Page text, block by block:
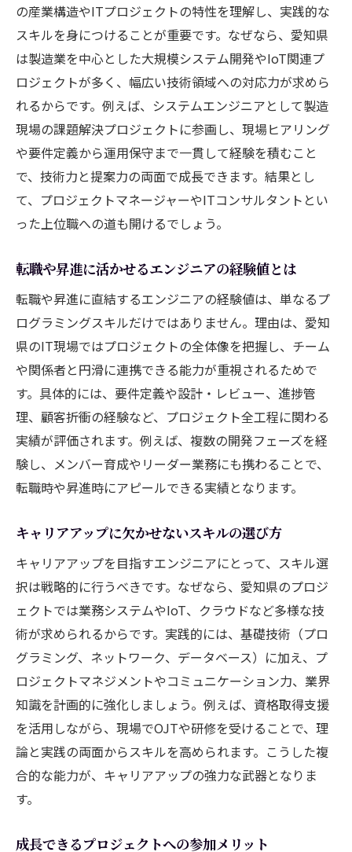
の産業構造やITプロジェクトの特性を理解し、実践的な
スキルを身につけることが重要です。なぜなら、愛知県
は製造業を中心とした大規模システム開発やIoT関連プ
ロジェクトが多く、幅広い技術領域への対応力が求めら
れるからです。例えば、システムエンジニアとして製造
現場の課題解決プロジェクトに参画し、現場ヒアリング
や要件定義から運用保守まで一貫して経験を積むこと
で、技術力と提案力の両面で成長できます。結果とし
て、プロジェクトマネージャーやITコンサルタントとい
った上位職への道も開けるでしょう。
転職や昇進に活かせるエンジニアの経験値とは
転職や昇進に直結するエンジニアの経験値は、単なるプ
ログラミングスキルだけではありません。理由は、愛知
県のIT現場ではプロジェクトの全体像を把握し、チーム
や関係者と円滑に連携できる能力が重視されるためで
す。具体的には、要件定義や設計・レビュー、進捗管
理、顧客折衝の経験など、プロジェクト全工程に関わる
実績が評価されます。例えば、複数の開発フェーズを経
験し、メンバー育成やリーダー業務にも携わることで、
転職時や昇進時にアピールできる実績となります。
キャリアアップに欠かせないスキルの選び方
キャリアアップを目指すエンジニアにとって、スキル選
択は戦略的に行うべきです。なぜなら、愛知県のプロジ
ェクトでは業務システムやIoT、クラウドなど多様な技
術が求められるからです。実践的には、基礎技術（プロ
グラミング、ネットワーク、データベース）に加え、プ
ロジェクトマネジメントやコミュニケーション力、業界
知識を計画的に強化しましょう。例えば、資格取得支援
を活用しながら、現場でOJTや研修を受けることで、理
論と実践の両面からスキルを高められます。こうした複
合的な能力が、キャリアアップの強力な武器となりま
す。
成長できるプロジェクトへの参加メリット